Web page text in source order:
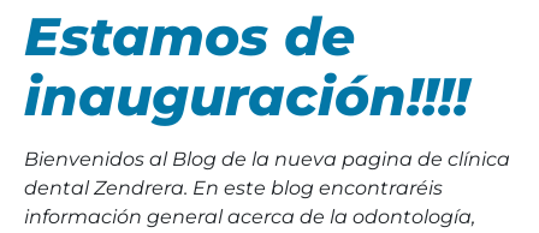
Estamos de
inauguración!!!!
Bienvenidos al Blog de la nueva pagina de clínica
dental Zendrera. En este blog encontraréis
información general acerca de la odontología,